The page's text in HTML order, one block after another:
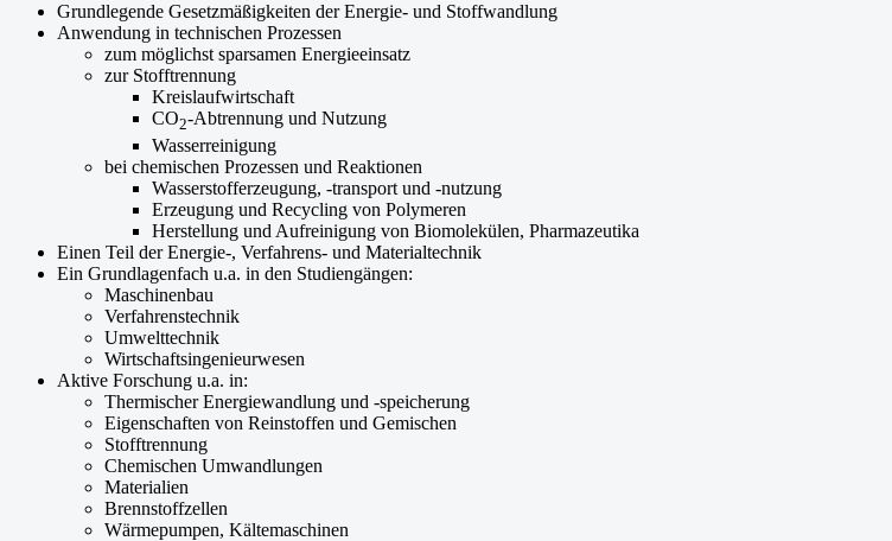
Grundlegende Gesetzmäßigkeiten der Energie- und Stoffwandlung
Anwendung in technischen Prozessen
zum möglichst sparsamen Energieeinsatz
zur Stofftrennung
Kreislaufwirtschaft
CO2-Abtrennung und Nutzung
Wasserreinigung
bei chemischen Prozessen und Reaktionen
Wasserstofferzeugung, -transport und -nutzung
Erzeugung und Recycling von Polymeren
Herstellung und Aufreinigung von Biomolekülen, Pharmazeutika
Einen Teil der Energie-, Verfahrens- und Materialtechnik
Ein Grundlagenfach u.a. in den Studiengängen:
Maschinenbau
Verfahrenstechnik
Umwelttechnik
Wirtschaftsingenieurwesen
Aktive Forschung u.a. in:
Thermischer Energiewandlung und -speicherung
Eigenschaften von Reinstoffen und Gemischen
Stofftrennung
Chemischen Umwandlungen
Materialien
Brennstoffzellen
Wärmepumpen, Kältemaschinen